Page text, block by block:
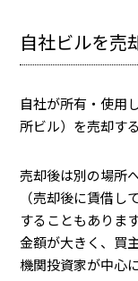
自社ビルを売
自社が所有・使用
所ビル）を売却す
売却後は別の場所
（売却後に賃借
することもありま
金額が大きく、買
機関投資家が中心